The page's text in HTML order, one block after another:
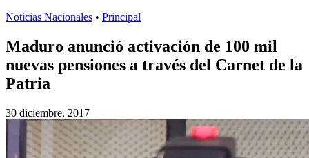
Noticias Nacionales • Principal
Maduro anunció activación de 100 mil
nuevas pensiones a través del Carnet de la
Patria
30 diciembre, 2017